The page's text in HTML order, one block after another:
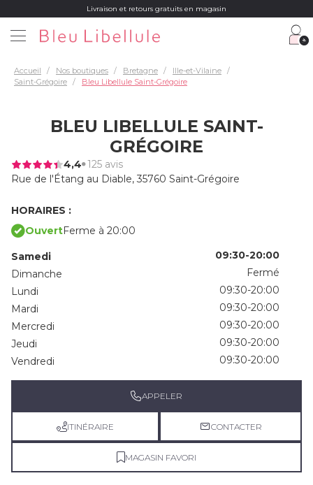
Livraison et retours gratuits en magasin
Accueil Nos boutiques Bretagne
Ille-et-Vilaine
Saint-Grégoire
Bleu Libellule Saint-Grégoire
BLEU LIBELLULE SAINT-
GRÉGOIRE
4,4 125 avis
Rue de l'Étang au Diable, 35760 Saint-Grégoire
HORAIRES :
OuvertFerme à 20:00
Samedi
09:30-20:00
Dimanche
Fermé
Lundi
09:30-20:00
Mardi
09:30-20:00
Mercredi
09:30-20:00
Jeudi
09:30-20:00
Vendredi
09:30-20:00
APPELER
ITINÉRAIRE CONTACTER
MAGASIN FAVORI